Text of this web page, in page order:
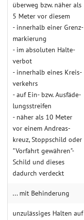
über­weg bzw. näher als
5 Meter vor diesem
- inner­halb einer Grenz­
mar­kie­rung
- im abso­luten Halte­
verbot
- inner­halb eines Kreis­
ver­kehrs
- auf Ein- bzw. Aus­fäde­
lungs­strei­fen
- näher als 10 Meter
vor einem Andreas­
kreuz, Stopp­schild oder
"Vorfahrt gewähren"-
Schild und dieses
dadurch verdeckt
... mit Behin­derung
unzulässiges Halten auf